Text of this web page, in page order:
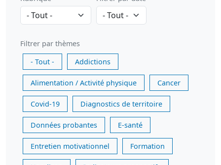
Filtrer par thèmes
- Tout -
Addictions
Alimentation / Activité physique Cancer
Covid-19 Diagnostics de territoire
Données probantes E-santé
Entretien motivationnel Formation